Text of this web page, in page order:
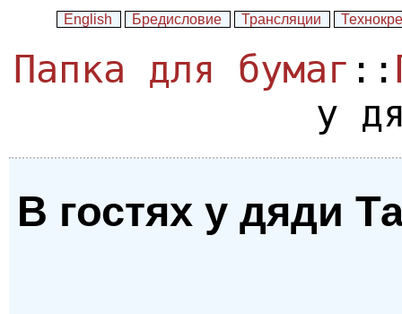
English Бредисловие Трансляции
Папка для бумаг ::
у
В гостях у дяди